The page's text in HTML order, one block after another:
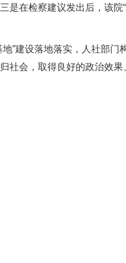
在检察建议发出后，该院
”建设落地落实，人社部门
社会，取得良好的政治效